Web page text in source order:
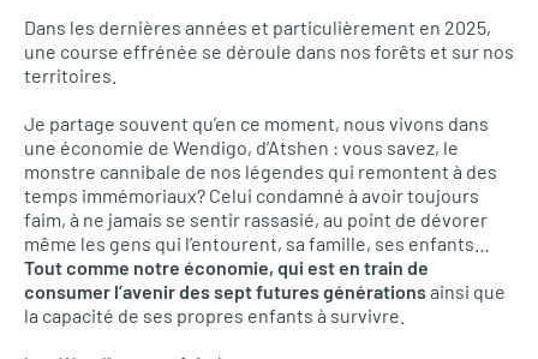
Dans les dernières années et particulièrement en 2025,
une course effrénée se déroule dans nos forêts et sur nos
territoires.
Je partage souvent qu’en ce moment, nous vivons dans
une économie de Wendigo, d’Atshen : vous savez, le
monstre cannibale de nos légendes qui remontent à des
temps immémoriaux? Celui condamné à avoir toujours
faim, à ne jamais se sentir rassasié, au point de dévorer
même les gens qui l’entourent, sa famille, ses enfants…
Tout comme notre économie, qui est en train de
consumer l’avenir des sept futures générationsainsi que
la capacité de ses propres enfants à survivre.